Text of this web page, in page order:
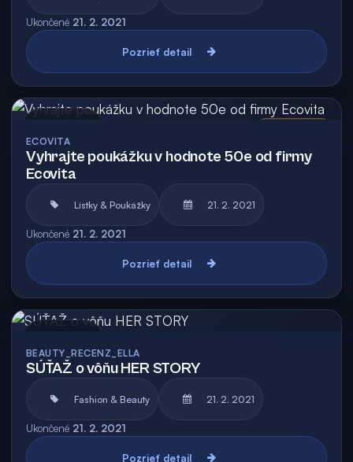
Ukončené 21. 2. 2021
Pozrieť detail
ECOVITA
Vyhrajte poukážku v hodnote 50e od firmy
Ecovita
Lístky & Poukážky 21. 2. 2021
Ukončené 21. 2. 2021
Pozrieť detail
BEAUTY_RECENZ_ELLA
SÚŤAŽ o vôňu HER STORY
Fashion & Beauty 21. 2. 2021
Ukončené 21. 2. 2021
Pozrieť detail